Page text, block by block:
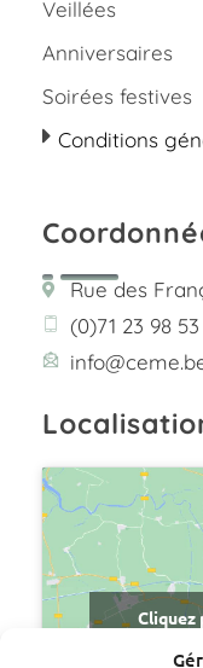
Veillées
Anniversaires
Soirées festives
Conditions
Rue des
(0)71 23 98 53
Cliquez